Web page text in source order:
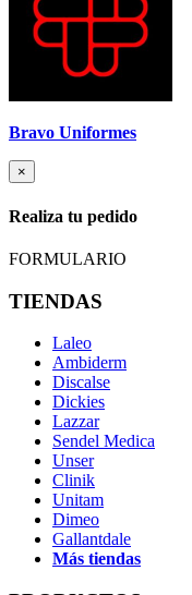
Bravo Uniformes
×
Realiza tu pedido
FORMULARIO
TIENDAS
Laleo
Ambiderm
Discalse
Dickies
Lazzar
Sendel Medica
Unser
Clinik
Unitam
Dimeo
Gallantdale
Más tiendas